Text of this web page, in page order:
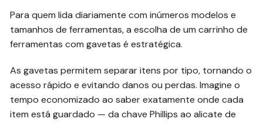
Para quem lida diariamente com inúmeros modelos e
tamanhos de ferramentas, a escolha de um carrinho de
ferramentas com gavetas é estratégica.
As gavetas permitem separar itens por tipo, tornando o
acesso rápido e evitando danos ou perdas. Imagine o
tempo economizado ao saber exatamente onde cada
item está guardado — da chave Phillips ao alicate de